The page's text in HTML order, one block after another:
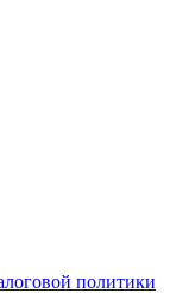
политики